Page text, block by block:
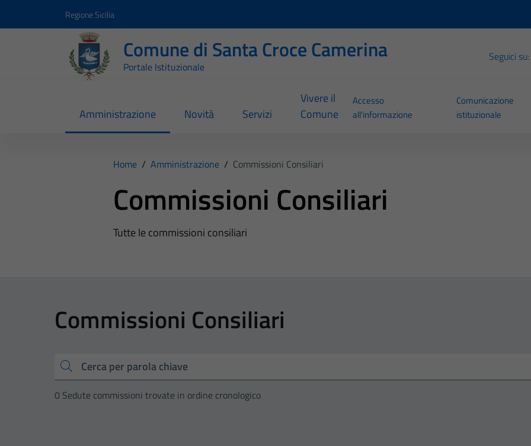
Regione Sicilia
Comune di Santa Croce Camerina
Portale Istituzionale
Seguici su:
Amministrazione Novità Servizi
Vivere il
Comune
Accesso
all'informazione
Comunicazione
istituzionale
Home / Amministrazione / Commissioni Consiliari
Commissioni Consiliari
Tutte le commissioni consiliari
Commissioni Consiliari
Cerca
0 Sedute commissioni trovate in ordine cronologico